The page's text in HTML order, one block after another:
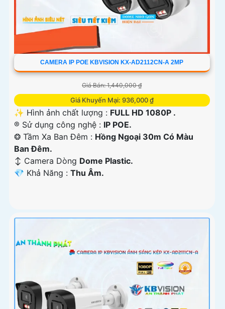
CAMERA IP POE KBVISION KX-AD2112CN-A 2MP
Giá Bán: 1,440,000 ₫
Giá Khuyến Mại: 936,000 ₫
✨ Hình ảnh chất lượng : FULL HD 1080P .
®️ Sử dụng công nghệ : IP POE.
❂ Tầm Xa Ban Đêm : Hồng Ngoại 30m Có Màu
Ban Ðêm.
↕️ Camera Dòng Dome Plastic.
️💎 Khả Năng : Thu Âm.